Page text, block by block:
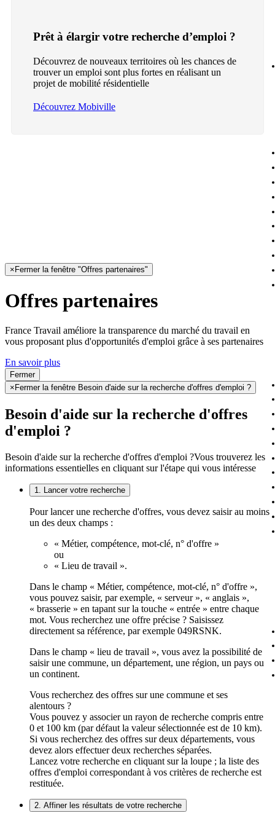
Prêt à élargir votre recherche d’emploi ?
Découvrez de nouveaux territoires où les chances de
trouver un emploi sont plus fortes en réalisant un
projet de mobilité résidentielle
Découvrez Mobiville
× Fermer la fenêtre "Offres partenaires"
Offres partenaires
France Travail améliore la transparence du marché du travail en
vous proposant plus d'opportunités d'emploi grâce à ses partenaires
En savoir plus
Fermer
× Fermer la fenêtre Besoin d'aide sur la recherche d'offres d'emploi ?
Besoin d'aide sur la recherche d'offres
d'emploi ?
Besoin d'aide sur la recherche d'offres d'emploi ?Vous trouverez les
informations essentielles en cliquant sur l'étape qui vous intéresse
1. Lancer votre recherche
Pour lancer une recherche d'offres, vous devez saisir au moins
un des deux champs :
« Métier, compétence, mot-clé, n° d'offre »
ou
« Lieu de travail ».
Dans le champ « Métier, compétence, mot-clé, n° d'offre »,
vous pouvez saisir, par exemple, « serveur », « anglais »,
« brasserie » en tapant sur la touche « entrée » entre chaque
mot. Vous recherchez une offre précise ? Saisissez
directement sa référence, par exemple 049RSNK.
Dans le champ « lieu de travail », vous avez la possibilité de
saisir une commune, un département, une région, un pays ou
un continent.
Vous recherchez des offres sur une commune et ses
alentours ?
Vous pouvez y associer un rayon de recherche compris entre
0 et 100 km (par défaut la valeur sélectionnée est de 10 km).
Si vous recherchez des offres sur deux départements, vous
devez alors effectuer deux recherches séparées.
Lancez votre recherche en cliquant sur la loupe ; la liste des
offres d'emploi correspondant à vos critères de recherche est
restituée.
2. Affiner les résultats de votre recherche